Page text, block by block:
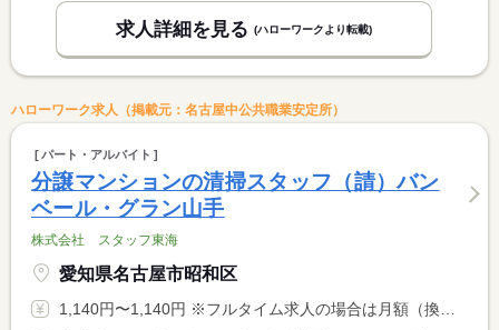
求人詳細を見る (ハローワークより転載)
ハローワーク求人（掲載元：名古屋中公共職業安定所）
パート・アルバイト
分譲マンションの清掃スタッフ（請）バン
ベール・グラン山手
株式会社 スタッフ東海
愛知県名古屋市昭和区
1,140円〜1,140円 ※フルタイム求人の場合は月額（換算額）、パート求人の場合は時間額を表示しています。